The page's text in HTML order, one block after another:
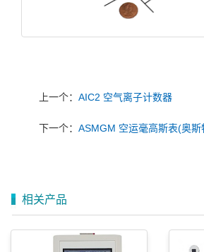
上一个： AIC2 空气离子计数器
下一个： ASMGM 空运毫高斯表(奥斯
相关产品